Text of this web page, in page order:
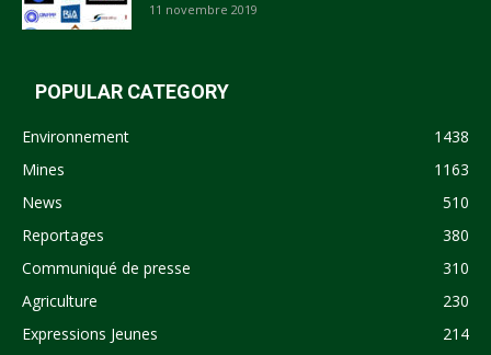
11 novembre 2019
POPULAR CATEGORY
Environnement
1438
Mines
1163
News
510
Reportages
380
Communiqué de presse
310
Agriculture
230
Expressions Jeunes
214